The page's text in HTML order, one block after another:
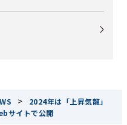
>
2024年は「上昇気龍」
サイトで公開